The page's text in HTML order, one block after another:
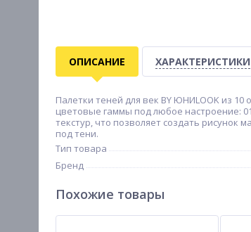
ОПИСАНИЕ ХАРАКТЕРИСТИКИ
Палетки теней для век BY ЮНИLOOK из 10
цветовые гаммы под любое настроение:
текстур, что позволяет создать
под тени.
Тип товара
Бренд
Похожие товары